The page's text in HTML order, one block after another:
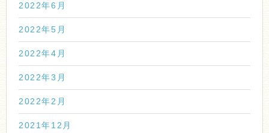
2022年6月
2022年5月
2022年4月
2022年3月
2022年2月
2021年12月